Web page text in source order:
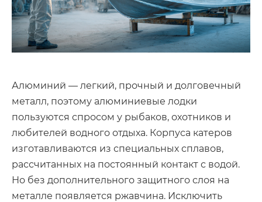
Алюминий — легкий, прочный и долговечный
металл, поэтому алюминиевые лодки
пользуются спросом у рыбаков, охотников и
любителей водного отдыха. Корпуса катеров
изготавливаются из специальных сплавов,
рассчитанных на постоянный контакт с водой.
Но без дополнительного защитного слоя на
металле появляется ржавчина. Исключить